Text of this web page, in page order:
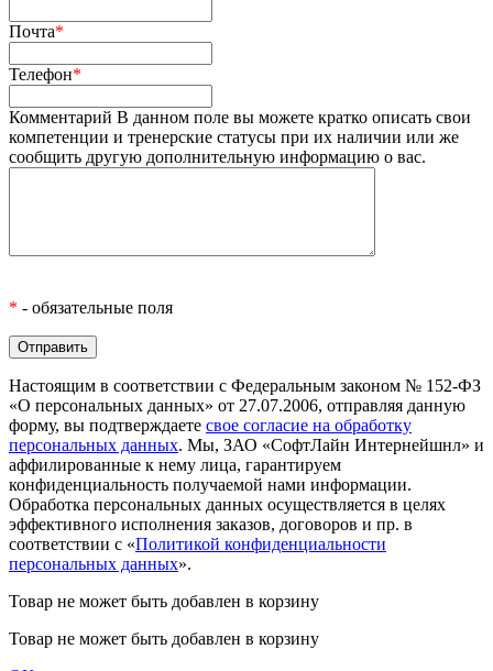
Почта*
Телефон*
Комментарий В данном поле вы можете кратко описать свои
компетенции и тренерские статусы при их наличии или же
сообщить другую дополнительную информацию о вас.
* - обязательные поля
Настоящим в соответствии с Федеральным законом № 152-ФЗ
«О персональных данных» от 27.07.2006, отправляя данную
форму, вы подтверждаете свое согласие на обработку
персональных данных. Мы, ЗАО «СофтЛайн Интернейшнл» и
аффилированные к нему лица, гарантируем
конфиденциальность получаемой нами информации.
Обработка персональных данных осуществляется в целях
эффективного исполнения заказов, договоров и пр. в
соответствии с «Политикой конфиденциальности
персональных данных».
Товар не может быть добавлен в корзину
Товар не может быть добавлен в корзину